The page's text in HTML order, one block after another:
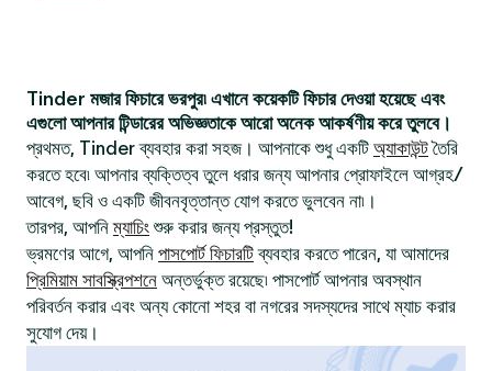
Tinder মজার ফিচারে ভরপুর৷ এখানে কয়েকটি ফিচার দেওয়া হয়েছে এবং
এগুলো আপনার টিন্ডারের অভিজ্ঞতাকে আরো অনেক আকর্ষণীয় করে তুলবে।
প্রথমত, Tinder ব্যবহার করা সহজ। আপনাকে শুধু একটি অ্যাকাউন্টতৈরি
করতে হবে৷ আপনার ব্যক্তিত্ব তুলে ধরার জন্য আপনার প্রোফাইলে আগ্রহ/
আবেগ, ছবি ও একটি জীবনবৃত্তান্ত যোগ করতে ভুলবেন না৷।
তারপর, আপনিম্যাচিং শুরু করার জন্য প্রস্তুত!
ভ্রমণের আগে, আপনি পাসপোর্ট ফিচারটিব্যবহার করতে পারেন, যা আমাদের
প্রিমিয়াম সাবস্ক্রিপশনে অন্তর্ভুক্ত রয়েছে৷ পাসপোর্ট আপনার অবস্থান
পরিবর্তন করার এবং অন্য কোনো শহর বা নগরের সদস্যদের সাথে ম্যাচ করার
সুযোগ দেয়।